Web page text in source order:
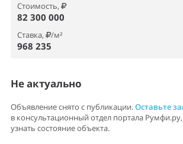
Стоимость,
82 300 000
Ставка, /м²
968 235
Не актуально
Объявление снято с публикации.Оставьте
в консультационный отдел портала
узнать состояние объекта.